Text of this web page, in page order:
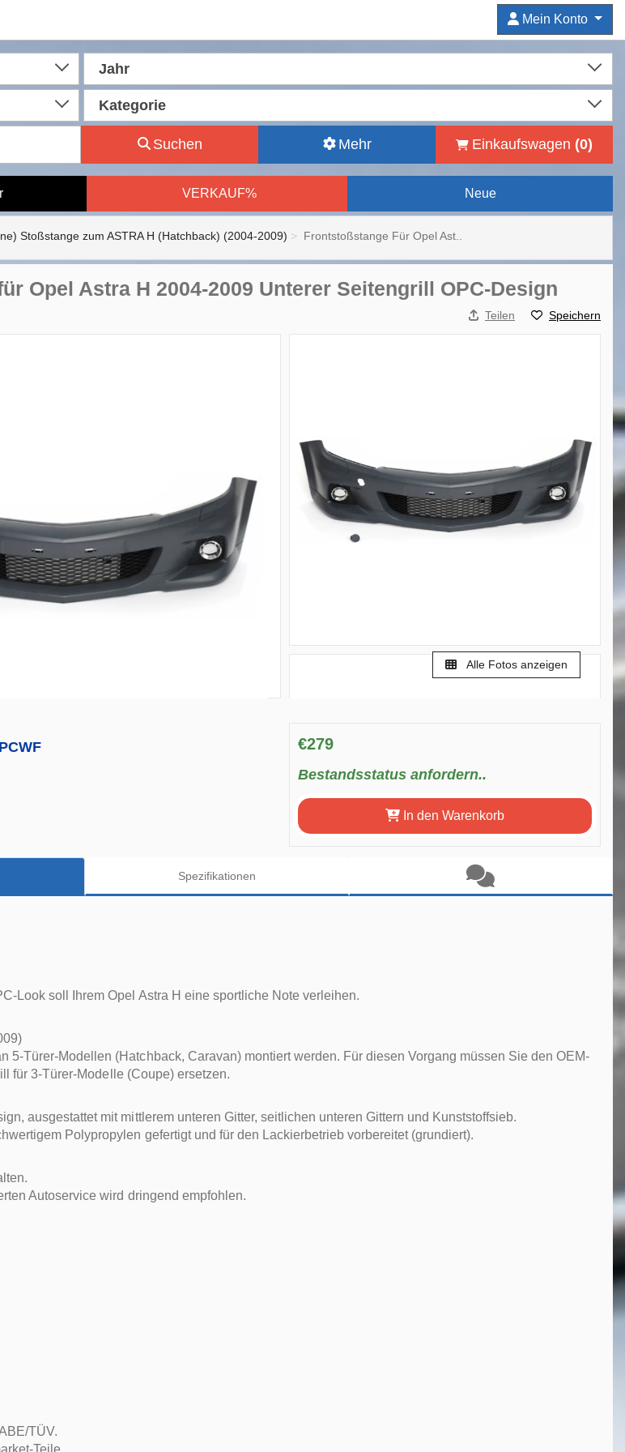
Mein Konto
Jahr
Kategorie
Suchen Mehr Einkaufswagen (0)
VERKAUF% Neue
Stoßstange zum ASTRA H (Hatchback) (2004-2009) Frontstoßstange Für Opel Ast..
Opel Astra H 2004-2009 Unterer Seitengrill OPC-Design
Teilen Speichern
Alle Fotos anzeigen
€279
Bestandsstatus anfordern..
In den Warenkorb
Spezifikationen
Look soll Ihrem Opel Astra H eine sportliche Note verleihen.
5-Türer-Modellen (Hatchback, Caravan) montiert werden. Für diesen Vorgang müssen Sie den OEM-
für 3-Türer-Modelle (Coupe) ersetzen.
ausgestattet mit mittlerem unteren Gitter, seitlichen unteren Gittern und Kunststoffsieb.
Polypropylen gefertigt und für den Lackierbetrieb vorbereitet (grundiert).
Autoservice wird dringend empfohlen.
TÜV.
Teile.